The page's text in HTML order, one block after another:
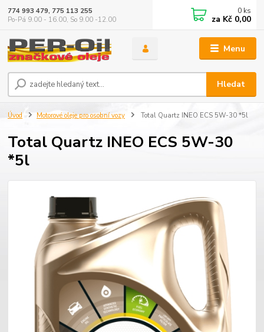
Menu
Hledat
774 993 479, 775 113 255
Po-Pá 9.00 - 16.00, So 9.00 -12.00
0 ks
za Kč 0,00
Úvod Motorové oleje pro osobní vozy Total Quartz INEO ECS 5W-30 *5l
Total Quartz INEO ECS 5W-30
*5l